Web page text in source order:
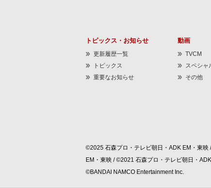
トピックス・お知らせ
更新履歴一覧
トピックス
重要なお知らせ
動画
TVCM
スペシャ
その他
©2025 石森プロ・テレビ朝日・ADK EM・東
EM・東映 / ©2021 石森プロ・テレビ朝日・
©BANDAI NAMCO Entertainment Inc.